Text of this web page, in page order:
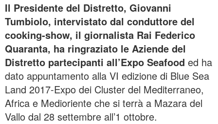
Il Presidente del Distretto, Giovanni
Tumbiolo, intervistato dal conduttore del
cooking-show, il giornalista Rai Federico
Quaranta, ha ringraziato le Aziende del
Distretto partecipanti all’Expo Seafood ed ha
dato appuntamento alla VI edizione di Blue Sea
Land 2017-Expo dei Cluster del Mediterraneo,
Africa e Medioriente che si terrà a Mazara del
Vallo dal 28 settembre all’1 ottobre.